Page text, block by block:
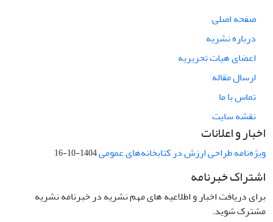
صفحه اصلی
درباره نشریه
اعضای هیات تحریریه
ارسال مقاله
تماس با ما
نقشه سایت
اخبار و اعلانات
ویژه‌نامه طراحی ارزش در کتابخانه‌های عمومی1404-10-16
اشتراک خبرنامه
برای دریافت اخبار و اطلاعیه های مهم نشریه در خبرنامه نشریه
مشترک شوید.